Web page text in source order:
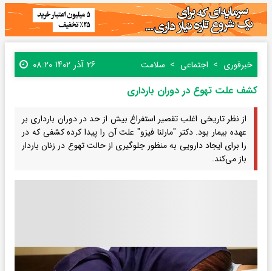
خبرفوری اجتماعی سلامت ۲۶ آذر ۱۴۰۲ ۰۸:۲۰
کشف علت تهوع در دوران بارداری
از نظر تاریخی اغلب تقصیر استفراغ بیش از حد در دوران بارداری بر
عهده بیمار بود. دکتر "مارلنا فیزو" علت آن را پیدا کرده کشفی که در
را برای ایجاد دارویی به منظور جلوگیری از حالت تهوع در زنان باردار
باز می‌کند.